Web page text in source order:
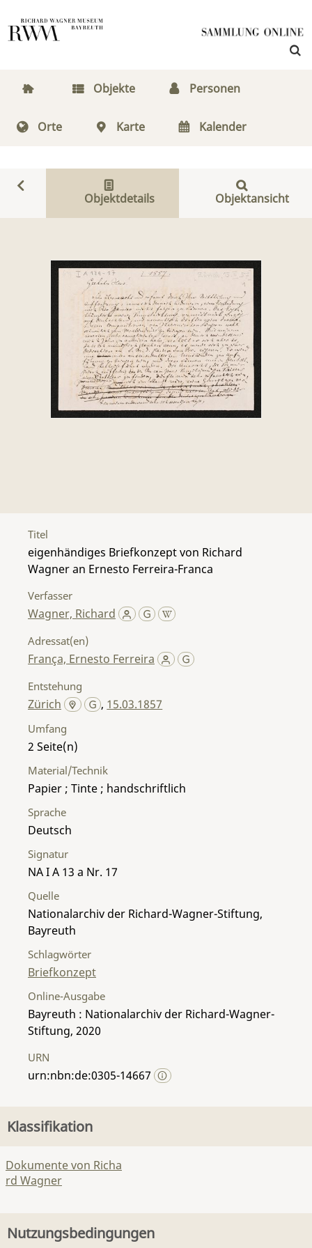
Objekte Personen
Orte Karte Kalender
Objektdetails Objektansicht
Titel
eigenhändiges Briefkonzept von Richard
Wagner an Ernesto Ferreira-Franca
Verfasser
Wagner, Richard
Adressat(en)
França, Ernesto Ferreira
Entstehung
Zürich , 15.03.1857
Umfang
2
Material/Technik
Papier ; Tinte ; handschriftlich
Sprache
Deutsch
Signatur
NA I A 13 a Nr. 17
Quelle
Nationalarchiv der Richard-Wagner-Stiftung,
Bayreuth
Schlagwörter
Briefkonzept
Online-Ausgabe
Bayreuth : Nationalarchiv der Richard-Wagner-
Stiftung, 2020
URN
urn:nbn:de:0305-14667
Klassifikation
Dokumente von Richa
rd Wagner
Nutzungsbedingungen